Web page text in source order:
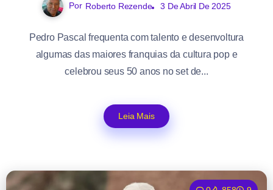
Por Roberto Rezende 3 De Abril De 2025
Pedro Pascal frequenta com talento e desenvoltura
algumas das maiores franquias da cultura pop e
celebrou seus 50 anos no set de...
Leia Mais